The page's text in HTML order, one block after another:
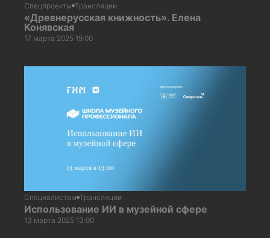
Спецпроекты Трансляции
«Древнерусская книжность». Елена
Конявская
17 марта 2025 19:00
Специалистам Трансляции
Использование ИИ в музейной сфере
13 марта 2025 13:00